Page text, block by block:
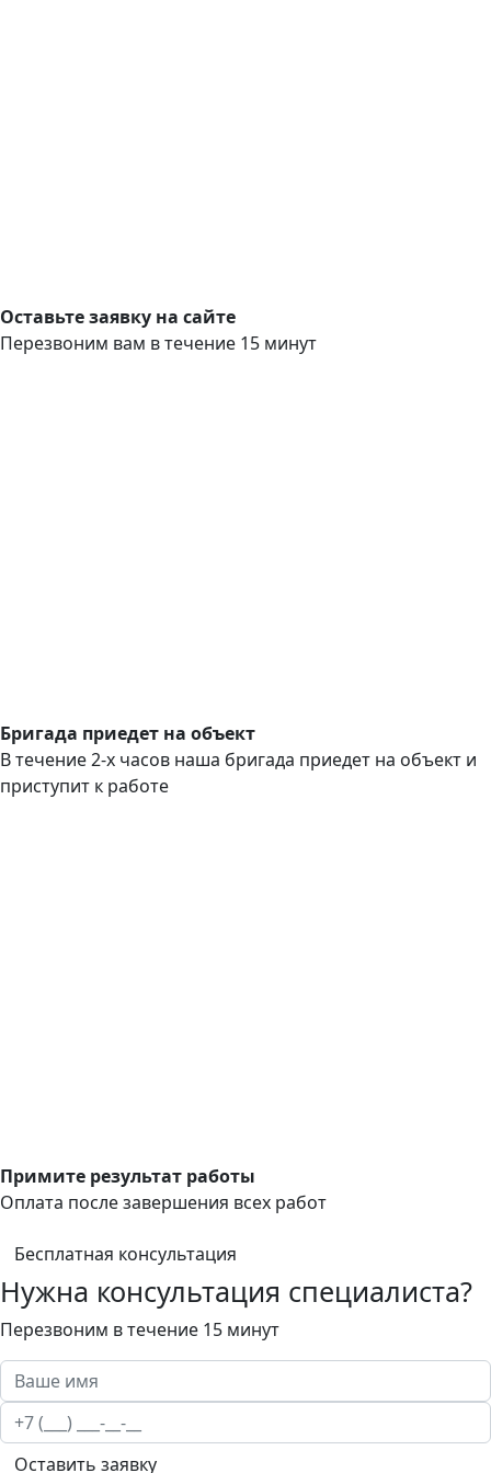
Оставьте заявку на сайте
Перезвоним вам в течение 15 минут
Бригада приедет на объект
В течение 2-х часов наша бригада приедет на объект и
приступит к работе
Примите результат работы
Оплата после завершения всех работ
Бесплатная консультация
Нужна консультация специалиста?
Перезвоним в течение 15 минут
Оставить заявку